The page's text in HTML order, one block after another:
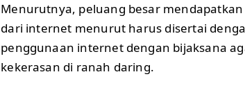
Menurutnya, peluang besar
dari internet menurut harus disertai
penggunaan internet dengan bijaksana
kekerasan di ranah daring.